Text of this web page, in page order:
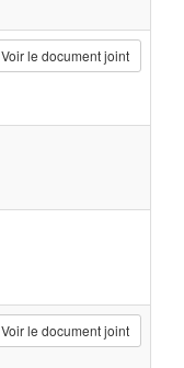
Voir le document joint
Voir le document joint